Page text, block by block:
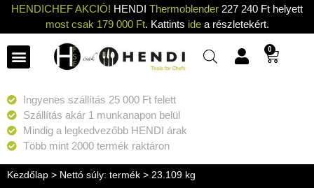
HENDICHEF AKCIÓ! HENDI Thermoblender 227 240 Ft helyett
most csak 179 000 Ft. Kattints idea részletekért.
0
Ingyenes szállítás 25 000 Ft felett
Szállítás akár 1 munkanapon belül
Mindig a legkedvezőbb HENDI árak
Több mint 2000 termék raktáron
Kezdőlap > Nettó súly: termék > 23.109 kg